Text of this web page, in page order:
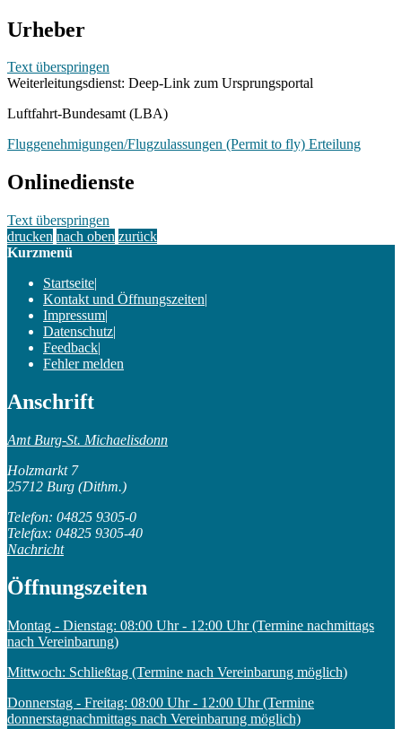
Urheber
Text überspringen
Weiterleitungsdienst: Deep-Link zum Ursprungsportal
Luftfahrt-Bundesamt (LBA)
Fluggenehmigungen/Flugzulassungen (Permit to fly) Erteilung
Onlinedienste
Text überspringen
drucken nach oben zurück
Kurzmenü
Startseite|
Kontakt und Öffnungszeiten|
Impressum|
Datenschutz|
Feedback|
Fehler melden
Anschrift
Amt Burg-St. Michaelisdonn
Holzmarkt 7
25712 Burg (Dithm.)
Telefon: 04825 9305-0
Telefax: 04825 9305-40
Nachricht
Öffnungszeiten
Montag - Dienstag: 08:00 Uhr - 12:00 Uhr (Termine nachmittags
nach Vereinbarung)
Mittwoch: Schließtag (Termine nach Vereinbarung möglich)
Donnerstag - Freitag: 08:00 Uhr - 12:00 Uhr (Termine
donnerstagnachmittags nach Vereinbarung möglich)